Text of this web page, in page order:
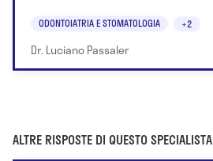
ODONTOIATRIA E STOMATOLOGIA +2
Dr. Luciano Passaler
ALTRE RISPOSTE DI QUESTO SPECIALISTA